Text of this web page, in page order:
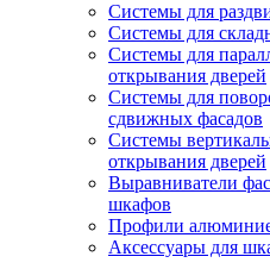
Системы для
Системы для
Системы для
открывания дверей
Системы для
сдвижных фасадов
Системы
открывания дверей
Выравниватели
шкафов
Профили
Аксессуары для